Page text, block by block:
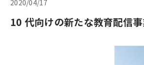
2020/04/17
10 代向けの新たな教育配信